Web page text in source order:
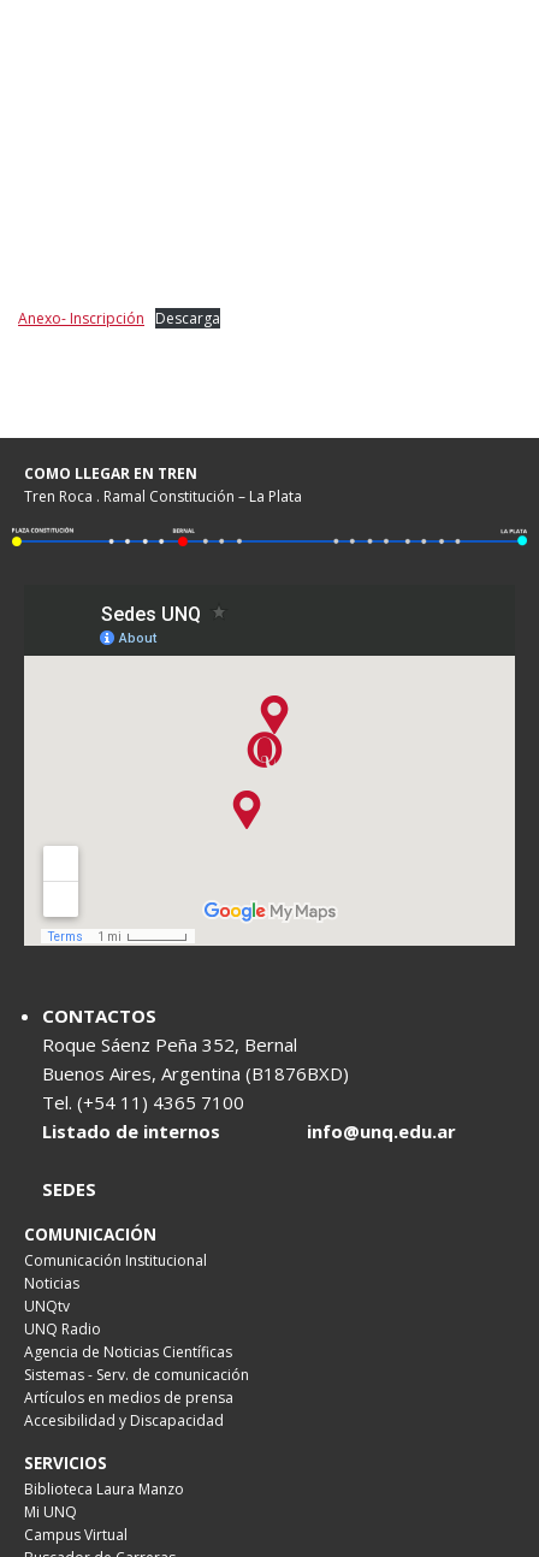
Anexo- Inscripción Descarga
COMO LLEGAR EN TREN
Tren Roca . Ramal Constitución – La Plata
CONTACTOS
Roque Sáenz Peña 352, Bernal
Buenos Aires, Argentina (B1876BXD)
Tel. (+54 11) 4365 7100
Listado de internos
info@unq.edu.ar
SEDES
COMUNICACIÓN
Comunicación Institucional
Noticias
UNQtv
UNQ Radio
Agencia de Noticias Científicas
Sistemas - Serv. de comunicación
Artículos en medios de prensa
Accesibilidad y Discapacidad
SERVICIOS
Biblioteca Laura Manzo
Mi UNQ
Campus Virtual